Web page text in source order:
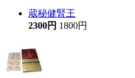
蔵秘健腎王
2300円 1800円